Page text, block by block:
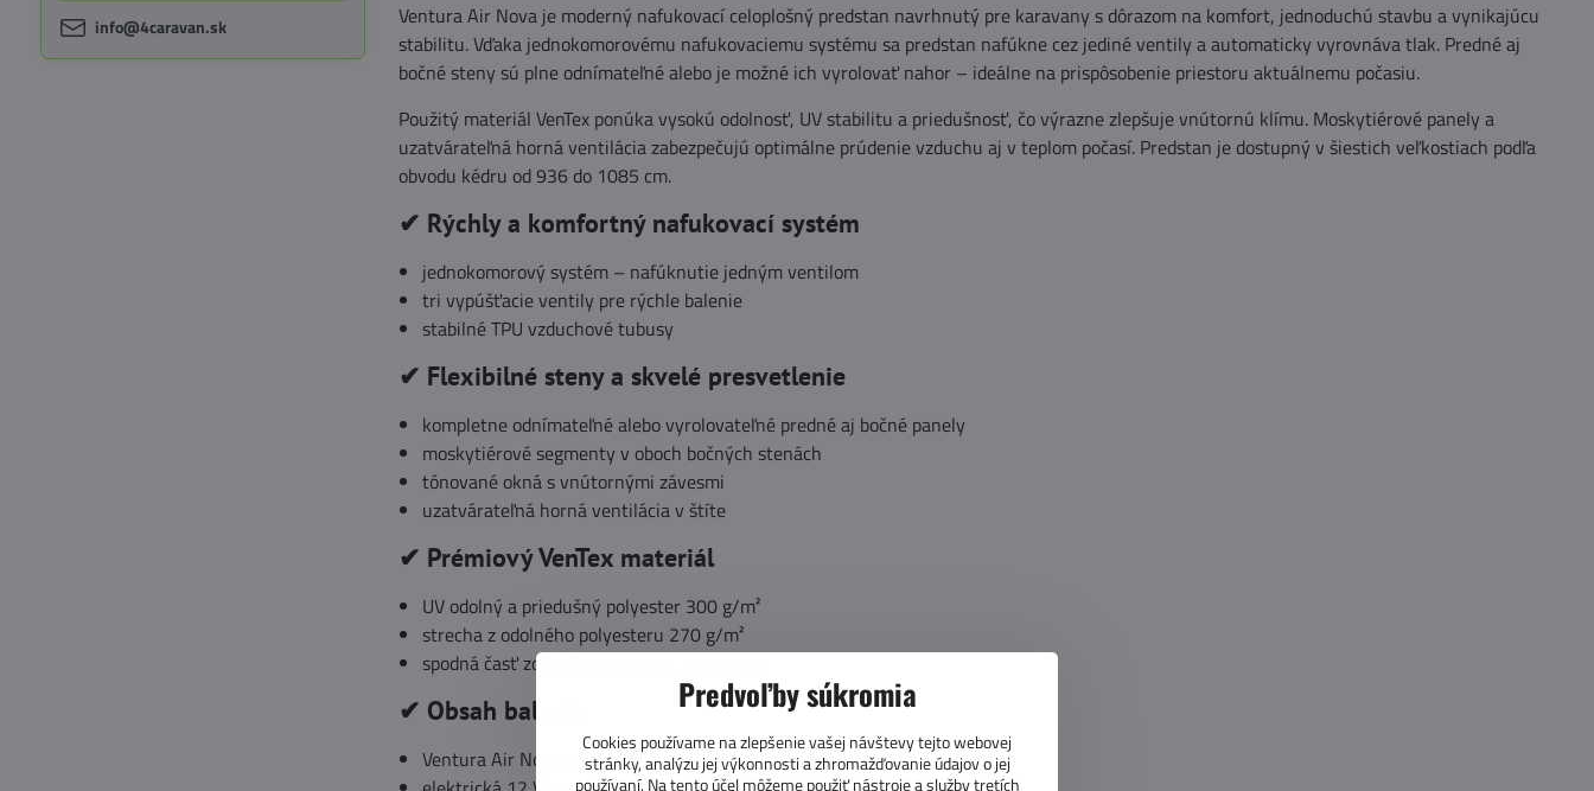
Ventura Air Nova je moderný nafukovací celoplošný predstan navrhnutý pre karavany s dôrazom na komfort, jednoduchú stavbu a vynikajúcu
stabilitu. Vďaka jednokomorovému nafukovaciemu systému sa predstan nafúkne cez jediné ventily a automaticky vyrovnáva tlak. Predné aj
bočné steny sú plne odnímateľné alebo je možné ich vyrolovať nahor – ideálne na prispôsobenie priestoru aktuálnemu počasiu.
Použitý materiál VenTex ponúka vysokú odolnosť, UV stabilitu a priedušnosť, čo výrazne zlepšuje vnútornú klímu. Moskytiérové panely a
uzatvárateľná horná ventilácia zabezpečujú optimálne prúdenie vzduchu aj v teplom počasí. Predstan je dostupný v šiestich veľkostiach podľa
obvodu kédru od 936 do 1085 cm.
✔ Rýchly a komfortný nafukovací systém
jednokomorový systém – nafúknutie jedným ventilom
tri vypúšťacie ventily pre rýchle balenie
stabilné TPU vzduchové tubusy
✔ Flexibilné steny a skvelé presvetlenie
kompletne odnímateľné alebo vyrolovateľné predné aj bočné panely
moskytiérové segmenty v oboch bočných stenách
tónované okná s vnútornými závesmi
uzatvárateľná horná ventilácia v štíte
✔ Prémiový VenTex materiál
UV odolný a priedušný polyester 300 g/m²
strecha z odolného polyesteru 270 g/m²
spodná časť zo zosilneného PVC (480 g/m²)
✔ Obsah balenia
Ventura Air Nova predstan
info@4caravan.sk
Predvoľby súkromia
Cookies používame na zlepšenie vašej návštevy tejto webovej
stránky, analýzu jej výkonnosti a zhromažďovanie údajov o jej
používaní. Na tento účel môžeme použiť nástroje a služby tretích